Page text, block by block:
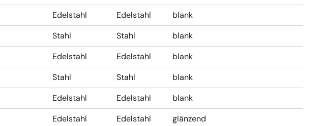
Edelstahl Edelstahl
blank
Stahl Stahl
blank
Edelstahl Edelstahl
blank
Stahl Stahl
blank
Edelstahl Edelstahl
blank
Edelstahl Edelstahl
glänzend